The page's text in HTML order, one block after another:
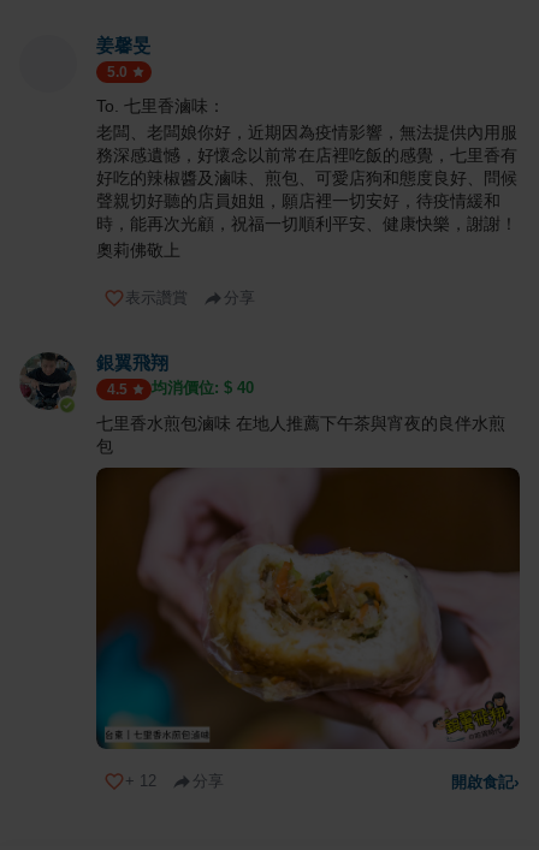
姜馨旻
5.0
To. 七里香滷味：
老闆、老闆娘你好，近期因為疫情影響，無法提供內用服
務深感遺憾，好懷念以前常在店裡吃飯的感覺，七里香有
好吃的辣椒醬及滷味、煎包、可愛店狗和態度良好、問候
聲親切好聽的店員姐姐，願店裡一切安好，待疫情緩和
時，能再次光顧，祝福一切順利平安、健康快樂，謝謝！
奧莉佛敬上
表示讚賞 分享
銀翼飛翔
4.5 均消價位: $ 40
七里香水煎包滷味 在地人推薦下午茶與宵夜的良伴水煎
包
+ 12 分享 開啟食記›